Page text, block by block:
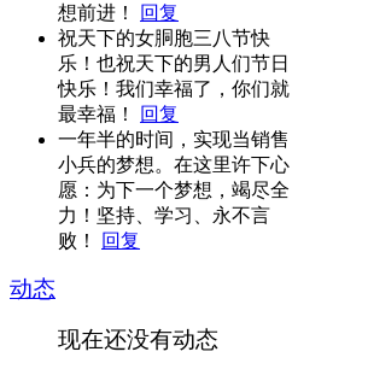
想前进！
回复
祝天下的女胴胞三八节快
乐！也祝天下的男人们节日
快乐！我们幸福了，你们就
最幸福！
回复
一年半的时间，实现当销售
小兵的梦想。在这里许下心
愿：为下一个梦想，竭尽全
力！坚持、学习、永不言
败！
回复
动态
现在还没有动态